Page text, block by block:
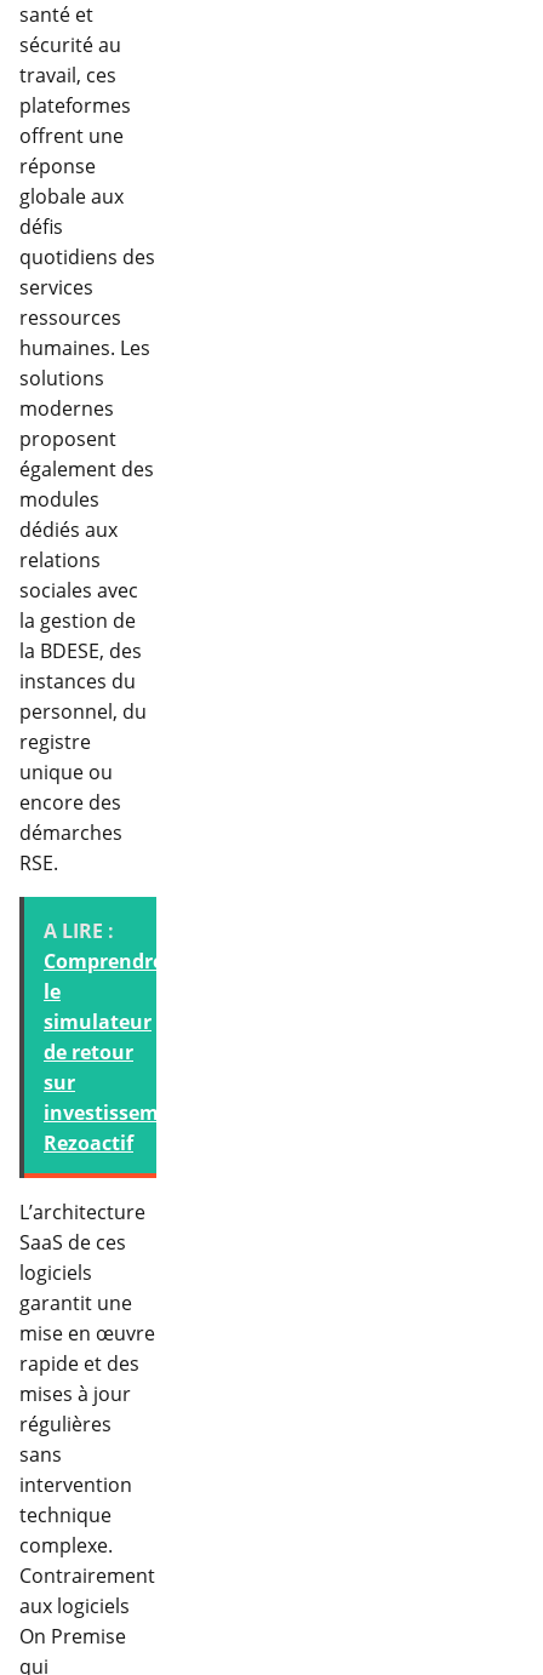
santé et
sécurité au
travail, ces
plateformes
offrent une
réponse
globale aux
défis
quotidiens des
services
ressources
humaines. Les
solutions
modernes
proposent
également des
modules
dédiés aux
relations
sociales avec
la gestion de
la BDESE, des
instances du
personnel, du
registre
unique ou
encore des
démarches
RSE.
A LIRE :
Comprendre
le
simulateur
de retour
sur
investissement
Rezoactif
L’architecture
SaaS de ces
logiciels
garantit une
mise en œuvre
rapide et des
mises à jour
régulières
sans
intervention
technique
complexe.
Contrairement
aux logiciels
On Premise
qui